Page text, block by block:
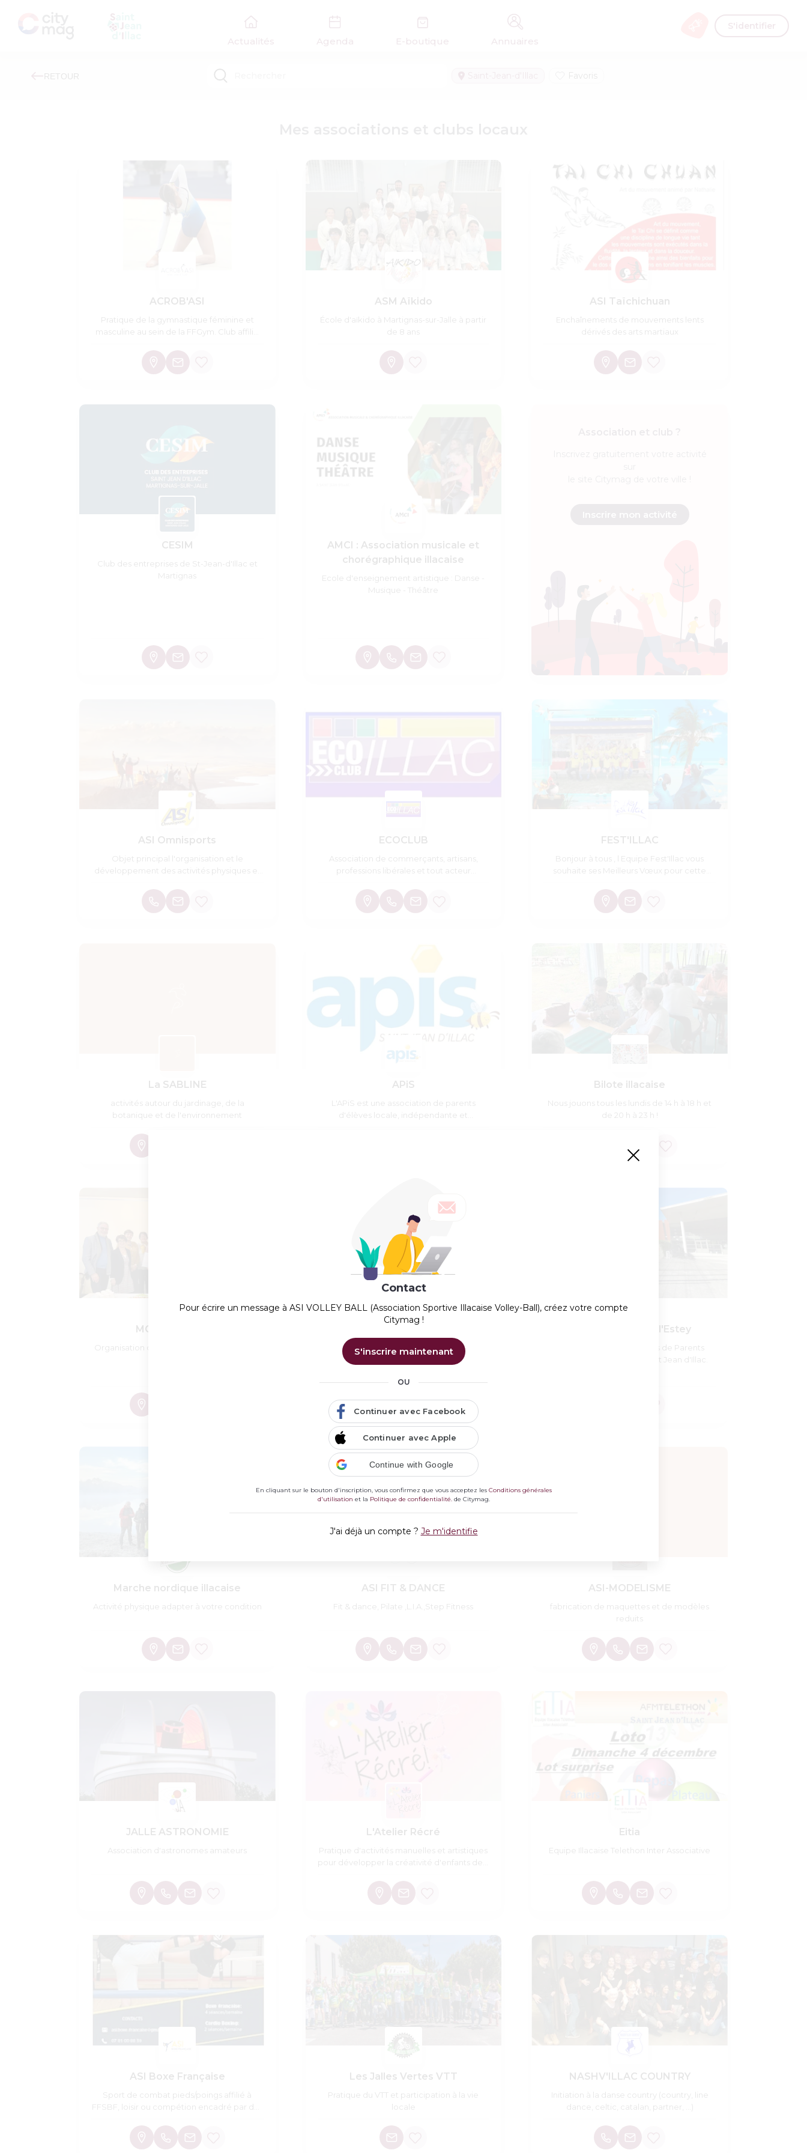
Actualités Agenda E-boutique Annuaires
S'identifier
RETOUR Favoris
ACROB'ASI
Pratique de la gymnastique féminine et
masculine au sein de la FFGym. Club affilié
ASM Aïkido
École d'aïkido à Martignas-sur-Jalle à partir
de 8 ans
ASI Taïchichuan
Enchaînements de mouvements lents
dérivés des arts martiaux
CESIM
Club des entreprises de St-Jean-d'Illac et
Martignas
AMCI : Association musicale et
chorégraphique illacaise
Ecole d'enseignement artistique : Danse -
Musique - Théâtre
ASI Omnisports
Objet principal l'organisation et le
développement des activités physiques et
ECOCLUB
Association de commerçants, artisans,
professions libérales et tout acteur
FEST'ILLAC
Bonjour à tous , l Equipe Fest'Illac vous
souhaite ses Meilleurs Vœux pour cette
La SABLINE
activités autour du jardinage, de la
botanique et de l'environnement
APiS
L'APiS est une association de parents
d'élèves locale, indépendante et
Bilote illacaise
Nous jouons tous les lundis de 14 h à 18 h et
de 20 h à 23 h !
MODUS VIVENDI
Organisation de vide-jouets/puériculture &
CULTURE ILLACAISE - ALCI
Jazzillac Spring - La Sabline - De fil en
Fcpe - Collège de l'Estey
La Fédération des Conseils de Parents
d'Elèves du collège de Saint Jean d'Illac.
Marche nordique illacaise
Activité physique adapter à votre condition
ASI FIT & DANCE
Fit & dance, Pilate ,L.I.A.,Step Fitness
ASI-MODELISME
fabrication de maquettes et de modèles
reduits
JALLE ASTRONOMIE
Association d'astronomes amateurs
L'Atelier Récré
Pratique d'activités manuelles et artistiques
pour développer la créativité d'enfants de 5
Eitia
Equipe Illacaise Telethon Inter Associative
ASI Boxe Française
Sport de combat pieds/poings affilié à
FFSBF, loisir ou compétion encadré par des
Les Jalles Vertes VTT
Pratique du VTT et participation à la vie
locale
NASHV'ILLAC COUNTRY
Initiation à la danse country (country, line
dance, celtic, catalan, partner, ...)
Contact
Pour écrire un message à ASI VOLLEY BALL (Association Sportive Illacaise Volley-Ball), créez votre compte
Citymag !
S'inscrire maintenant
OU
Continuer avec Facebook
Continuer avec Apple
Continue with Google
En cliquant sur le bouton d'inscription, vous confirmez que vous acceptez les Conditions générales
d'utilisation et la Politique de confidentialité. de Citymag.
J'ai déjà un compte ? Je m'identifie